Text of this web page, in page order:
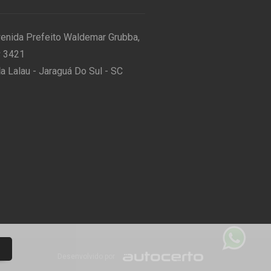
Prefeito Waldemar Grubba,
3421
Lalau - Jaraguá Do Sul - SC